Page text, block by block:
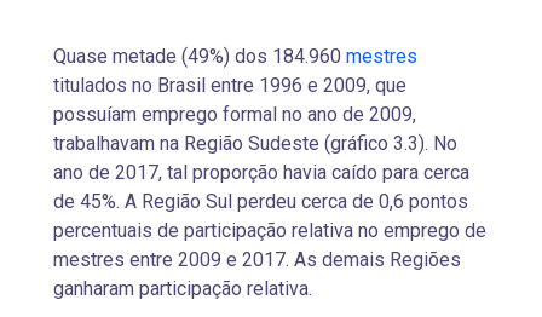
Quase metade (49%) dos 184.960 mestres
titulados no Brasil entre 1996 e 2009, que
possuíam emprego formal no ano de 2009,
trabalhavam na Região Sudeste (gráfico 3.3). No
ano de 2017, tal proporção havia caído para cerca
de 45%. A Região Sul perdeu cerca de 0,6 pontos
percentuais de participação relativa no emprego de
mestres entre 2009 e 2017. As demais Regiões
ganharam participação relativa.